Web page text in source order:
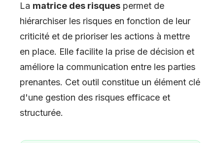
La matrice des risques permet de
hiérarchiser les risques en fonction de leur
criticité et de prioriser les actions à mettre
en place. Elle facilite la prise de décision et
améliore la communication entre les parties
prenantes. Cet outil constitue un élément clé
d'une gestion des risques efficace et
structurée.